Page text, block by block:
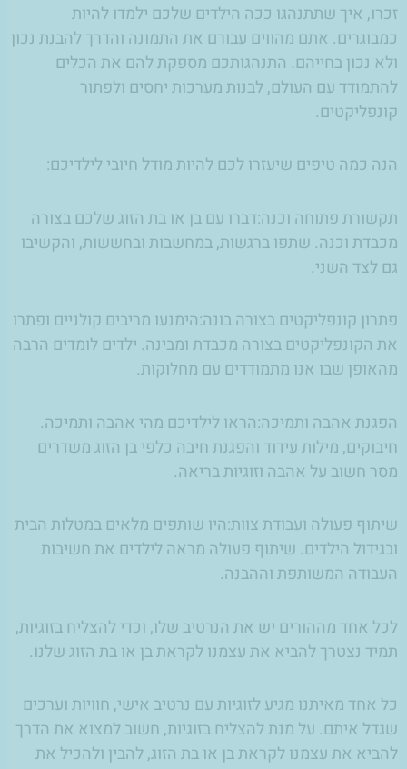
זכרו, איך שתתנהגו ככה הילדים שלכם ילמדו להיות
כמבוגרים. אתם מהווים עבורם את התמונה והדרך להבנת נכון
ולא נכון בחייהם. התנהגותכם מספקת להם את הכלים
להתמודד עם העולם, לבנות מערכות יחסים ולפתור
קונפליקטים.
הנה כמה טיפים שיעזרו לכם להיות מודל חיובי לילדיכם:
תקשורת פתוחה וכנה:דברו עם בן או בת הזוג שלכם בצורה
מכבדת וכנה. שתפו ברגשות, במחשבות ובחששות, והקשיבו
גם לצד השני.
פתרון קונפליקטים בצורה בונה:הימנעו מריבים קולניים ופתרו
את הקונפליקטים בצורה מכבדת ומבינה. ילדים לומדים הרבה
מהאופן שבו אנו מתמודדים עם מחלוקות.
הפגנת אהבה ותמיכה:הראו לילדיכם מהי אהבה ותמיכה.
חיבוקים, מילות עידוד והפגנת חיבה כלפי בן הזוג משדרים
מסר חשוב על אהבה וזוגיות בריאה.
שיתוף פעולה ועבודת צוות:היו שותפים מלאים במטלות הבית
ובגידול הילדים. שיתוף פעולה מראה לילדים את חשיבות
העבודה המשותפת וההבנה.
לכל אחד מההורים יש את הנרטיב שלו, וכדי להצליח בזוגיות,
תמיד נצטרך להביא את עצמנו לקראת בן או בת הזוג שלנו.
כל אחד מאיתנו מגיע לזוגיות עם נרטיב אישי, חוויות וערכים
שגדל איתם. על מנת להצליח בזוגיות, חשוב למצוא את הדרך
להביא את עצמנו לקראת בן או בת הזוג, להבין ולהכיל את